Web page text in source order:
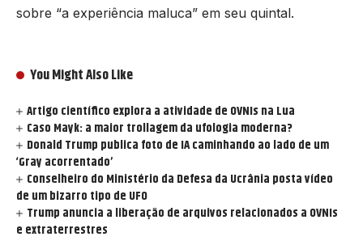
sobre “a experiência maluca” em seu quintal.
You Might Also Like
Artigo científico explora a atividade de OVNIs na Lua
Caso Mayk: a maior trollagem da ufologia moderna?
Donald Trump publica foto de IA caminhando ao lado de um
‘Gray acorrentado’
Conselheiro do Ministério da Defesa da Ucrânia posta vídeo
de um bizarro tipo de UFO
Trump anuncia a liberação de arquivos relacionados a OVNIs
e extraterrestres